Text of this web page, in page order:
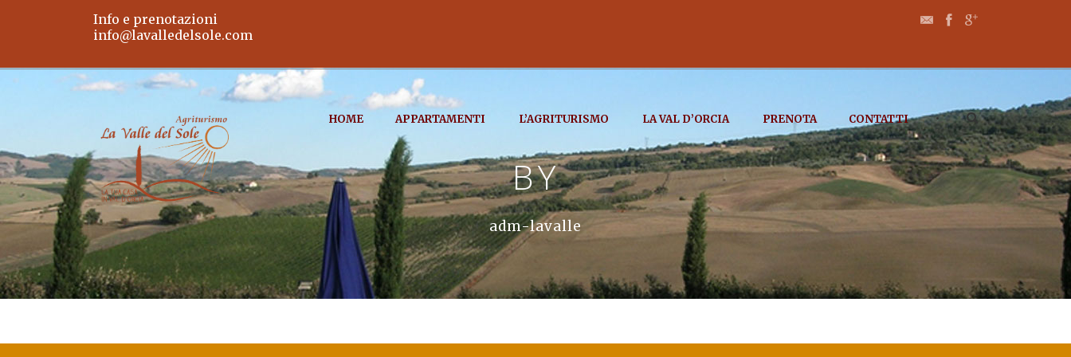
Info e prenotazioni
info@lavalledelsole.com
HOME APPARTAMENTI L’AGRITURISMO LA VAL D’ORCIA PRENOTA CONTATTI •
BY
adm-lavalle